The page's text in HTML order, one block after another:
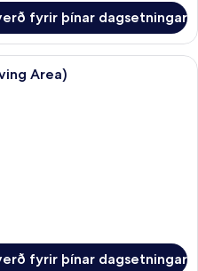
fyrir þínar dagsetningar
Rúmföt af bestu gerð, dúnsængur,
Area)
fyrir þínar dagsetningar